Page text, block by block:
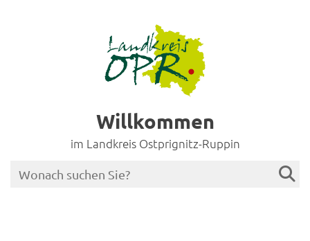
Willkommen
im Landkreis Ostprignitz-Ruppin